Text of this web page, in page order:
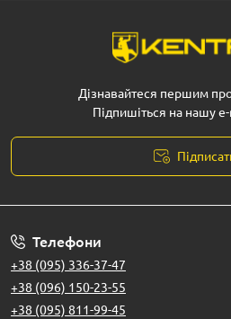
Дізнавайтеся першим
Підпишіться на нашу
Телефони
+38 (095) 336-37-47
+38 (096) 150-23-55
+38 (095) 811-99-45